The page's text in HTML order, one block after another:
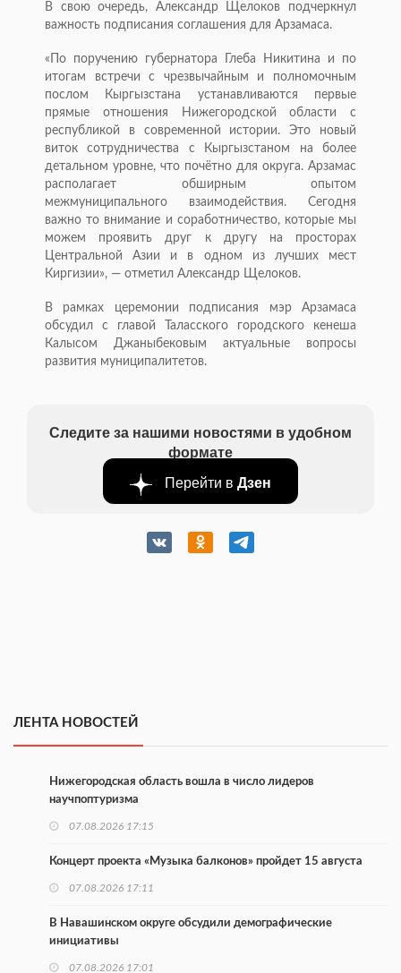
В свою очередь, Александр Щелоков подчеркнул
важность подписания соглашения для Арзамаса.
«По поручению губернатора Глеба Никитина и по
итогам встречи с чрезвычайным и полномочным
послом Кыргызстана устанавливаются первые
прямые отношения Нижегородской области с
республикой в современной истории. Это новый
виток сотрудничества с Кыргызстаном на более
детальном уровне, что почётно для округа. Арзамас
располагает обширным опытом
межмуниципального взаимодействия. Сегодня
важно то внимание и соработничество, которые мы
можем проявить друг к другу на просторах
Центральной Азии и в одном из лучших мест
Киргизии», — отметил Александр Щелоков.
В рамках церемонии подписания мэр Арзамаса
обсудил с главой Таласского городского кенеша
Калысом Джаныбековым актуальные вопросы
развития муниципалитетов.
Следите за нашими новостями в удобном
формате
Перейти в Дзен
ЛЕНТА НОВОСТЕЙ
Нижегородская область вошла в число лидеров
научпоптуризма
07.08.2026 17:15
Концерт проекта «Музыка балконов» пройдет 15 августа
07.08.2026 17:11
В Навашинском округе обсудили демографические
инициативы
07.08.2026 17:01